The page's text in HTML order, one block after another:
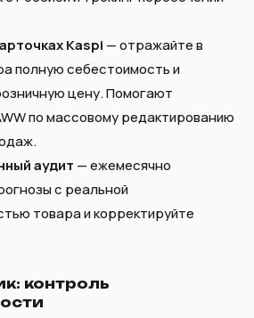
Kaspi — отражайте в
полную себестоимость и
цену. Помогают
по массовому редактированию
аудит — ежемесячно
с реальной
товара и корректируйте
контроль